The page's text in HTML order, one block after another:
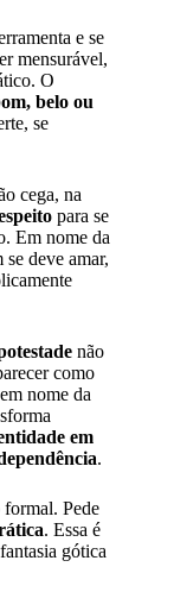
e se
mensurável,
O
belo ou
se
cega, na
para se
Em nome da
deve amar,
não
como
nome da
em
.
formal. Pede
. Essa é
gótica